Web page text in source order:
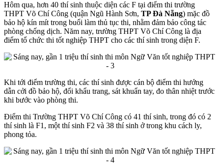
Hôm qua, hơn 40 thí sinh thuộc diện các F tại điểm thi trường
THPT Võ Chí Công (quận Ngũ Hành Sơn, TP Đà Nẵng) mặc đồ
bảo hộ kín mít trong buổi làm thủ tục thi, nhằm đảm bảo công tác
phòng chống dịch. Năm nay, trường THPT Võ Chí Công là địa
điểm tổ chức thi tốt nghiệp THPT cho các thí sinh trong diện F.
Khi tới điểm trường thi, các thí sinh được cán bộ điểm thi hướng
dẫn cởi đồ bảo hộ, đổi khẩu trang, sát khuẩn tay, đo thân nhiệt trước
khi bước vào phòng thi.
Điểm thi Trường THPT Võ Chí Công có 41 thí sinh, trong đó có 2
thí sinh là F1, một thí sinh F2 và 38 thí sinh ở trong khu cách ly,
phong tỏa.